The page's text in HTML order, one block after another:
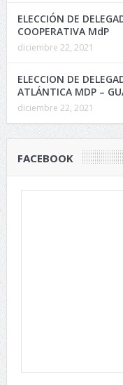
ELECCIÓN DE
COOPERATIVA MdP
diciembre 22, 2021
ELECCION DE
ATLÁNTICA MDP –
diciembre 22, 2021
FACEBOOK